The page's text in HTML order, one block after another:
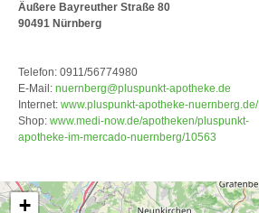
Äußere Bayreuther Straße 80
90491 Nürnberg
Telefon: 0911/56774980
E-Mail: nuernberg@pluspunkt-apotheke.de
Internet: www.pluspunkt-apotheke-nuernberg.de/
Shop: www.medi-now.de/apotheken/pluspunkt-
apotheke-im-mercado-nuernberg/10563
Karte wird geladen...
+